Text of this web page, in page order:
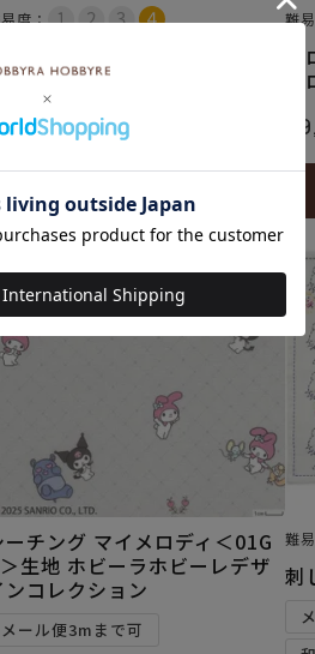
度：
ディときのこの森＞
12,320税込
カートに入れる
難
ーチング マイメロディ＜01G
生地 ホビーラホビーレデザ
ンコレクション
メール便3mまで可
難
刺